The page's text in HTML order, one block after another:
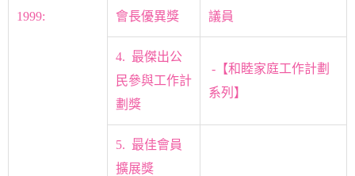
1999:
會長優異獎
議員
4. 最傑出公
民參與工作計
劃獎
-【和睦家庭工作計劃
系列】
5. 最佳會員
擴展獎